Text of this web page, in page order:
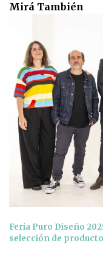
Mirá También
Feria Puro Diseño
selección de